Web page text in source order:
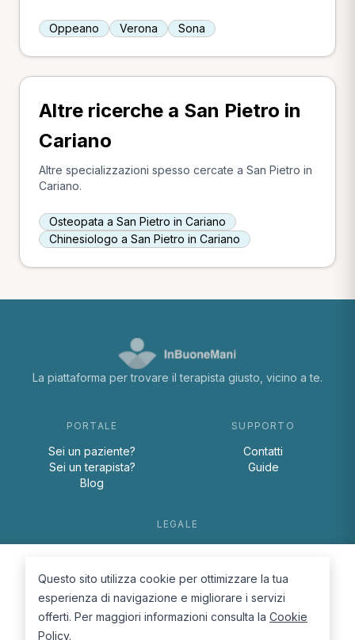
Oppeano Verona Sona
Altre ricerche a San Pietro in
Cariano
Altre specializzazioni spesso cercate a San Pietro in
Cariano.
Osteopata a San Pietro in Cariano
Chinesiologo a San Pietro in Cariano
La piattaforma per trovare il terapista giusto, vicino a te.
PORTALE
Sei un paziente?
Sei un terapista?
Blog
SUPPORTO
Contatti
Guide
LEGALE
Cookie Policy
Questo sito utilizza cookie per ottimizzare la tua
esperienza di navigazione e migliorare i servizi
offerti. Per maggiori informazioni consulta la Cookie
Policy.